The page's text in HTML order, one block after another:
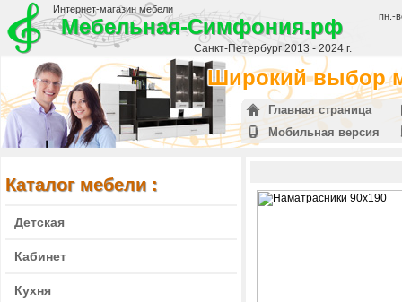
Интернет-магазин мебели
Мебельная-Симфония.рф
Санкт-Петербург 2013 - 2024 г.
пн.-
Широкий выбор
Главная страница
Мобильная версия
Каталог мебели :
Детская
Кабинет
Кухня